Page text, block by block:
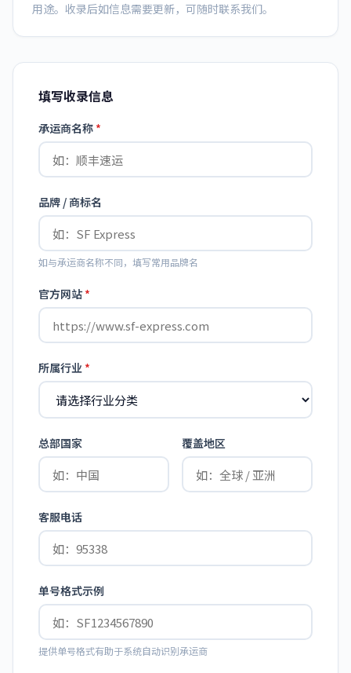
用途。收录后如信息需要更新，可随时联系我们。
填写收录信息
承运商名称 *
品牌 / 商标名
如与承运商名称不同，填写常用品牌名
官方网站*
所属行业 *
总部国家 覆盖地区
客服电话
单号格式示例
提供单号格式有助于系统自动识别承运商